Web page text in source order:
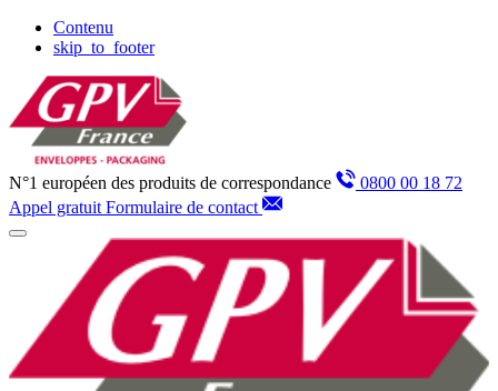
Contenu
skip_to_footer
N°1 européen des produits de correspondance
0800 00 18 72
Appel gratuit Formulaire de contact